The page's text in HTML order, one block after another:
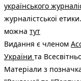
українського
журналістської
можна тут
Видання є членом
України та
Матеріали з